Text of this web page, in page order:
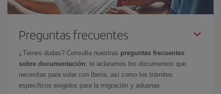
Preguntas frecuentes
¿Tienes dudas? Consulta nuestras preguntas frecuentes
sobre documentación: te aclaramos los documentos que
necesitas para volar con Iberia, así como los trámites
específicos exigidos para la migración y aduanas.